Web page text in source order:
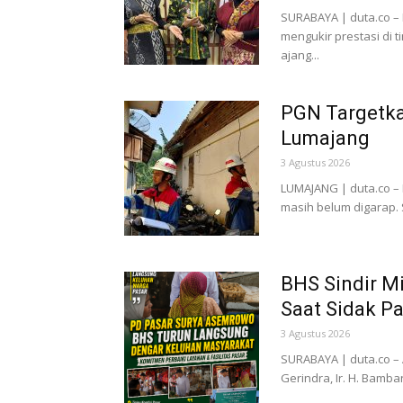
SURABAYA | duta.co
mengukir prestasi di
ajang...
PGN
Lumajang
3 Agustus 2026
LUMAJANG | duta.co
masih belum digarap.
BHS Sindir
Saat Sidak
3 Agustus 2026
SURABAYA | duta.co
Gerindra, Ir. H.